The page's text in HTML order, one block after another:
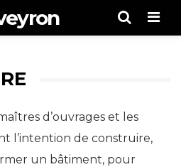
d’ouvrages et les
l’intention de construire,
un bâtiment, pour